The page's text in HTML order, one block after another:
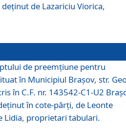
de Lazariciu Viorica,
de preemţiune pentru
în Municipiul Braşov, str.
în C.F. nr. 143542-C1-U2
în cote-părți, de Leonte
Lidia, proprietari tabulari.